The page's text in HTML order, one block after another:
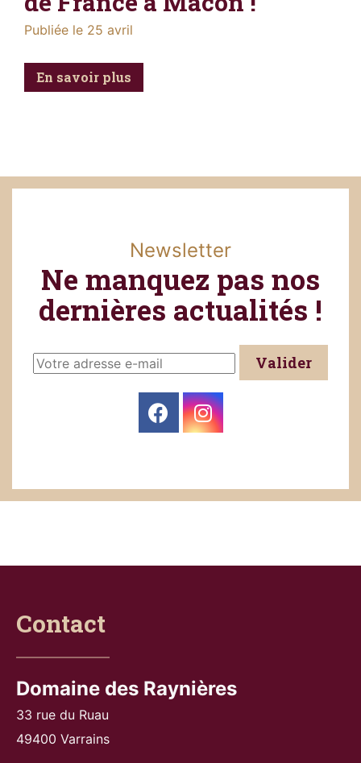
Publiée le 25 avril
En savoir plus
Newsletter
Ne manquez pas nos
dernières actualités !
Valider
Contact
Domaine des Raynières
33 rue du Ruau
49400 Varrains